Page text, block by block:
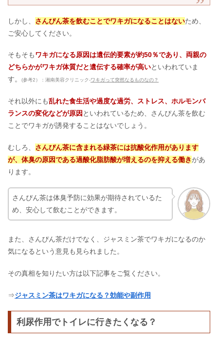
しかし、 さんぴん茶を飲むことでワキガになることはないため、
ご安心してください。
そもそもワキガになる原因は遺伝的要素が約50％であり、両親の
どちらかがワキガ体質だと遺伝する確率が高いといわれていま
す。
(参考2）：湘南美容クリニック-ワキガって突然なるものなの？
それ以外にも乱れた食生活や過度な過労、ストレス、ホルモンバ
ランスの変化などが原因 といわれているため、さんぴん茶を飲む
ことでワキガが誘発することはないでしょう。
むしろ、 さんぴん茶に含まれる緑茶には抗酸化作用があります
が、体臭の原因である過酸化脂肪酸が増えるのを抑える働きがあ
ります。
さんぴん茶は体臭予防に効果が期待されているた
め、安心して飲むことができます。
また、さんぴん茶だけでなく、ジャスミン茶でワキガになるのか
気になるという意見も見られました。
その真相を知りたい方は以下記事をご覧ください。
⇒ジャスミン茶はワキガになる？効能や副作用
利尿作用でトイレに行きたくなる？